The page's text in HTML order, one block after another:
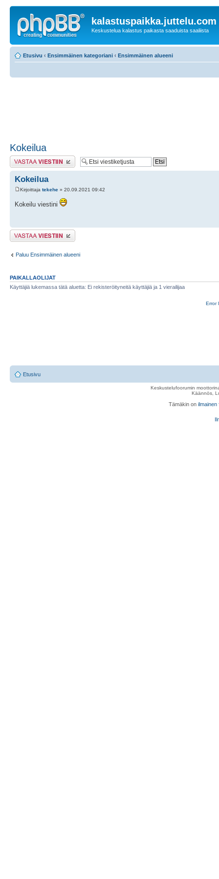
kalastuspaikka.juttelu.com
Keskustelua kalastus paikasta saaduista saaliista
Etusivu ‹ Ensimmäinen kategoriani ‹ Ensimmäinen alueeni
Kokeilua
Lähetä vastaus
Kokeilua
Kirjoittaja tekehe » 20.09.2021 09:42
Kokeilu viestini
Lähetä vastaus
Paluu Ensimmäinen alueeni
PAIKALLAOLIJAT
Käyttäjiä lukemassa tätä aluetta: Ei rekisteröityneitä käyttäjiä ja 1 vierailijaa
Error
Etusivu
Keskustelufoorumin
Käännös,
Tämäkin on ilmainen